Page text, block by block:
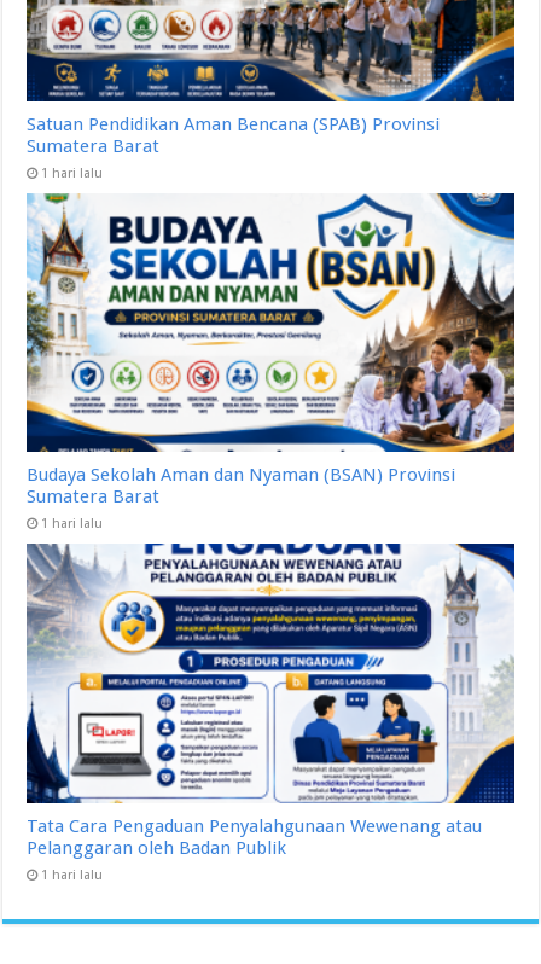
Satuan Pendidikan Aman Bencana (SPAB) Provinsi
Sumatera Barat
1 hari lalu
Budaya Sekolah Aman dan Nyaman (BSAN) Provinsi
Sumatera Barat
1 hari lalu
Tata Cara Pengaduan Penyalahgunaan Wewenang atau
Pelanggaran oleh Badan Publik
1 hari lalu